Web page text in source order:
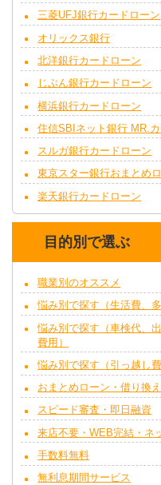
三菱UFJ銀行カードローン
オリックス銀行
北洋銀行カードローン
じぶん銀行カードローン
横浜銀行カードローン
住信SBIネット銀行 MR.
スルガ銀行カードローン
東京スター銀行おまとめ
楽天銀行カードローン
目的別で選ぶ
職業別のオススメ
悩み別で探す（生活費、多
悩み別で探す（車検代、
費用）
悩み別で探す（引っ越し
おまとめローン・借り換え
スピード審査・即日融資
来店不要・WEB完結・ネ
手数料無料
無利息期間サービス